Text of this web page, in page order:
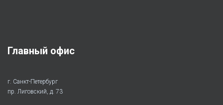
Главный офис
г. Санкт-Петербург
пр. Лиговский, д. 73